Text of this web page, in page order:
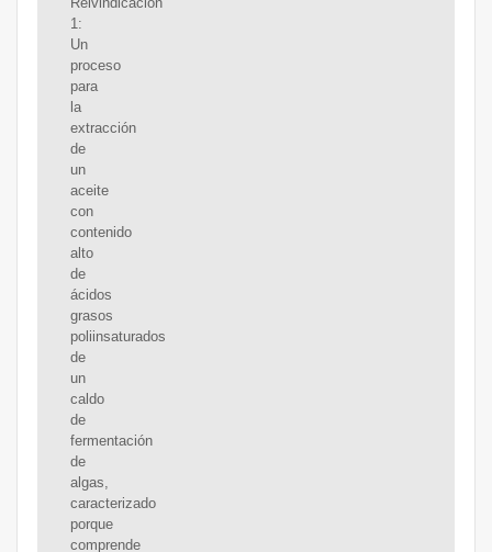
1:
Un
proceso
para
la
extracción
de
un
aceite
con
contenido
alto
de
ácidos
grasos
poliinsaturados
de
un
caldo
de
fermentación
de
algas,
caracterizado
porque
comprende